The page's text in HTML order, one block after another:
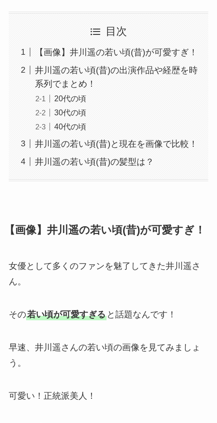
目次
【画像】井川遥の若い頃(昔)が可愛すぎ！
井川遥の若い頃(昔)の出演作品や経歴を時
系列でまとめ！
20代の頃
30代の頃
40代の頃
井川遥の若い頃(昔)と現在を画像で比較！
井川遥の若い頃(昔)の髪型は？
【画像】井川遥の若い頃(昔)が可愛すぎ！
女優として多くのファンを魅了してきた井川遥さ
ん。
その若い頃が可愛すぎると話題なんです！
早速、井川遥さんの若い頃の画像を見てみましょ
う。
可愛い！正統派美人！